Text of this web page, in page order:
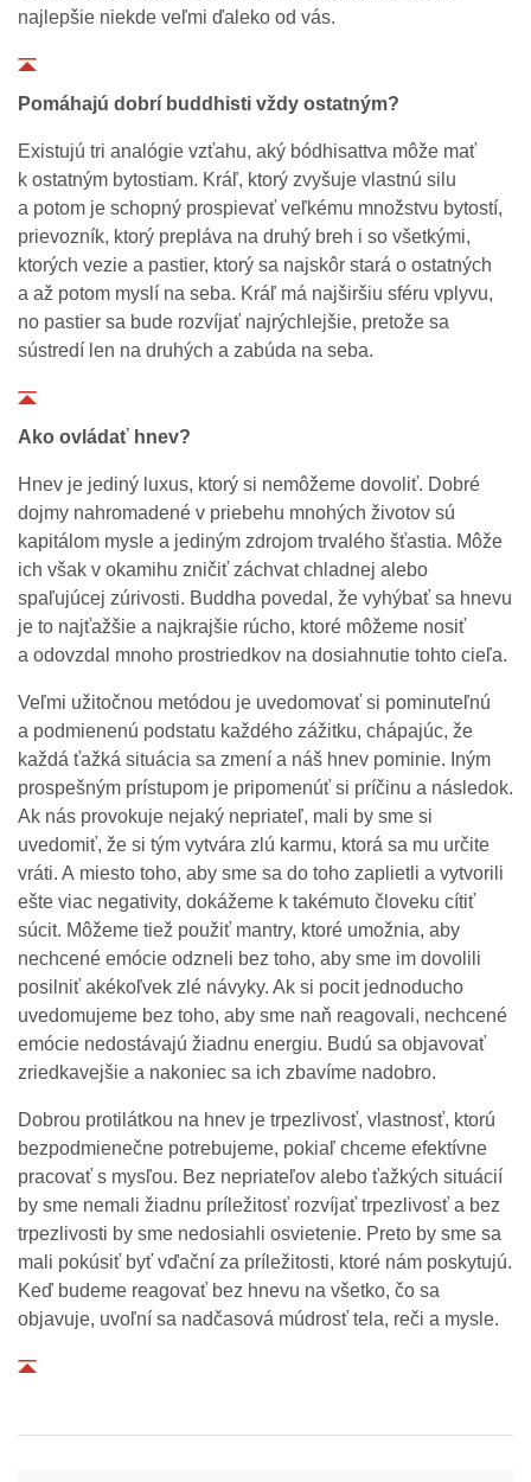
najlepšie niekde veľmi ďaleko od vás.
Pomáhajú dobrí buddhisti vždy ostatným?
Existujú tri analógie vzťahu, aký bódhisattva môže mať
k ostatným bytostiam. Kráľ, ktorý zvyšuje vlastnú silu
a potom je schopný prospievať veľkému množstvu bytostí,
prievozník, ktorý prepláva na druhý breh i so všetkými,
ktorých vezie a pastier, ktorý sa najskôr stará o ostatných
a až potom myslí na seba. Kráľ má najširšiu sféru vplyvu,
no pastier sa bude rozvíjať najrýchlejšie, pretože sa
sústredí len na druhých a zabúda na seba.
Ako ovládať hnev?
Hnev je jediný luxus, ktorý si nemôžeme dovoliť. Dobré
dojmy nahromadené v priebehu mnohých životov sú
kapitálom mysle a jediným zdrojom trvalého šťastia. Môže
ich však v okamihu zničiť záchvat chladnej alebo
spaľujúcej zúrivosti. Buddha povedal, že vyhýbať sa hnevu
je to najťažšie a najkrajšie rúcho, ktoré môžeme nosiť
a odovzdal mnoho prostriedkov na dosiahnutie tohto cieľa.
Veľmi užitočnou metódou je uvedomovať si pominuteľnú
a podmienenú podstatu každého zážitku, chápajúc, že
každá ťažká situácia sa zmení a náš hnev pominie. Iným
prospešným prístupom je pripomenúť si príčinu a následok.
Ak nás provokuje nejaký nepriateľ, mali by sme si
uvedomiť, že si tým vytvára zlú karmu, ktorá sa mu určite
vráti. A miesto toho, aby sme sa do toho zaplietli a vytvorili
ešte viac negativity, dokážeme k takémuto človeku cítiť
súcit. Môžeme tiež použiť mantry, ktoré umožnia, aby
nechcené emócie odzneli bez toho, aby sme im dovolili
posilniť akékoľvek zlé návyky. Ak si pocit jednoducho
uvedomujeme bez toho, aby sme naň reagovali, nechcené
emócie nedostávajú žiadnu energiu. Budú sa objavovať
zriedkavejšie a nakoniec sa ich zbavíme nadobro.
Dobrou protilátkou na hnev je trpezlivosť, vlastnosť, ktorú
bezpodmienečne potrebujeme, pokiaľ chceme efektívne
pracovať s mysľou. Bez nepriateľov alebo ťažkých situácií
by sme nemali žiadnu príležitosť rozvíjať trpezlivosť a bez
trpezlivosti by sme nedosiahli osvietenie. Preto by sme sa
mali pokúsiť byť vďační za príležitosti, ktoré nám poskytujú.
Keď budeme reagovať bez hnevu na všetko, čo sa
objavuje, uvoľní sa nadčasová múdrosť tela, reči a mysle.